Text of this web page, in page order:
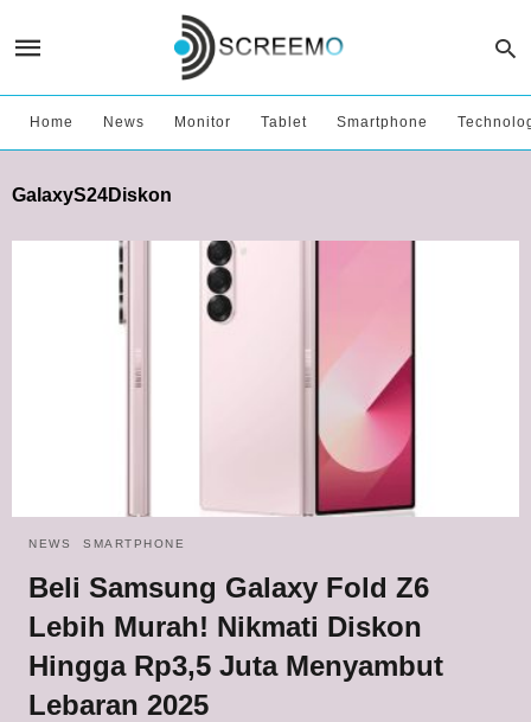
Home News Monitor Tablet Smartphone
GalaxyS24Diskon
NEWS SMARTPHONE
Beli Samsung Galaxy Fold Z6
Lebih Murah! Nikmati Diskon
Hingga Rp3,5 Juta Menyambut
Lebaran 2025